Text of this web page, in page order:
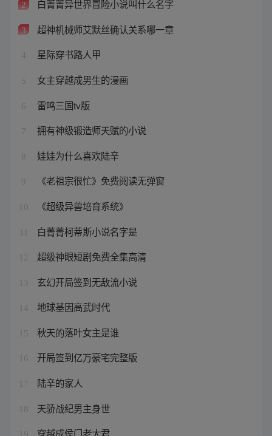
2 白箐箐异世界冒险小说叫什么名字
3 超神机械师艾默丝确认关系哪一章
4 星际穿书路人甲
5 女主穿越成男生的漫画
6 雷鸣三国tv版
7 拥有神级锻造师天赋的小说
8 娃娃为什么喜欢陆辛
9 《老祖宗很忙》免费阅读无弹窗
10 《超级异兽培育系统》
白菁菁柯蒂斯小说名字是
12 超级神眼短剧免费全集高清
13 玄幻开局签到无敌流小说
14 地球基因高武时代
15 秋天的落叶女主是谁
16 开局签到亿万豪宅完整版
17 陆辛的家人
18 天骄战纪男主身世
穿越成侯门老太君